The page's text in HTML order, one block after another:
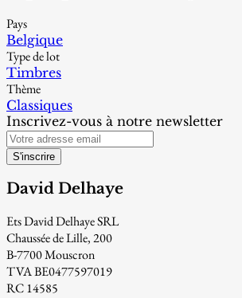
Pays
Belgique
Type de lot
Timbres
Thème
Classiques
Inscrivez-vous à notre newsletter
S'inscrire
David Delhaye
Ets David Delhaye SRL
Chaussée de Lille, 200
B-7700 Mouscron
TVA BE0477597019
RC 14585